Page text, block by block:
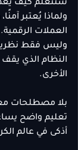
ستتعلّم كيف
ولماذا يُعتبر
العملات
وليس فقط
النظام الذي
الأخرى.
بلا مصطلحات
تعليم واضح
أذكى في عالم